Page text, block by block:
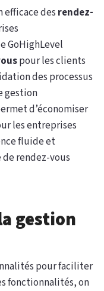
efficace des rendez-
GoHighLevel
pour les clients
des processus
gestion
d’économiser
les entreprises
fluide et
rendez-vous
gestion
pour faciliter
fonctionnalités, on